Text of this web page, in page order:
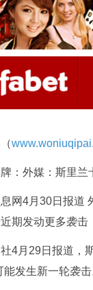
外媒：斯里兰
4月30日报道 外
期发动更多袭击
月29日报道，斯
能发生新一轮袭击